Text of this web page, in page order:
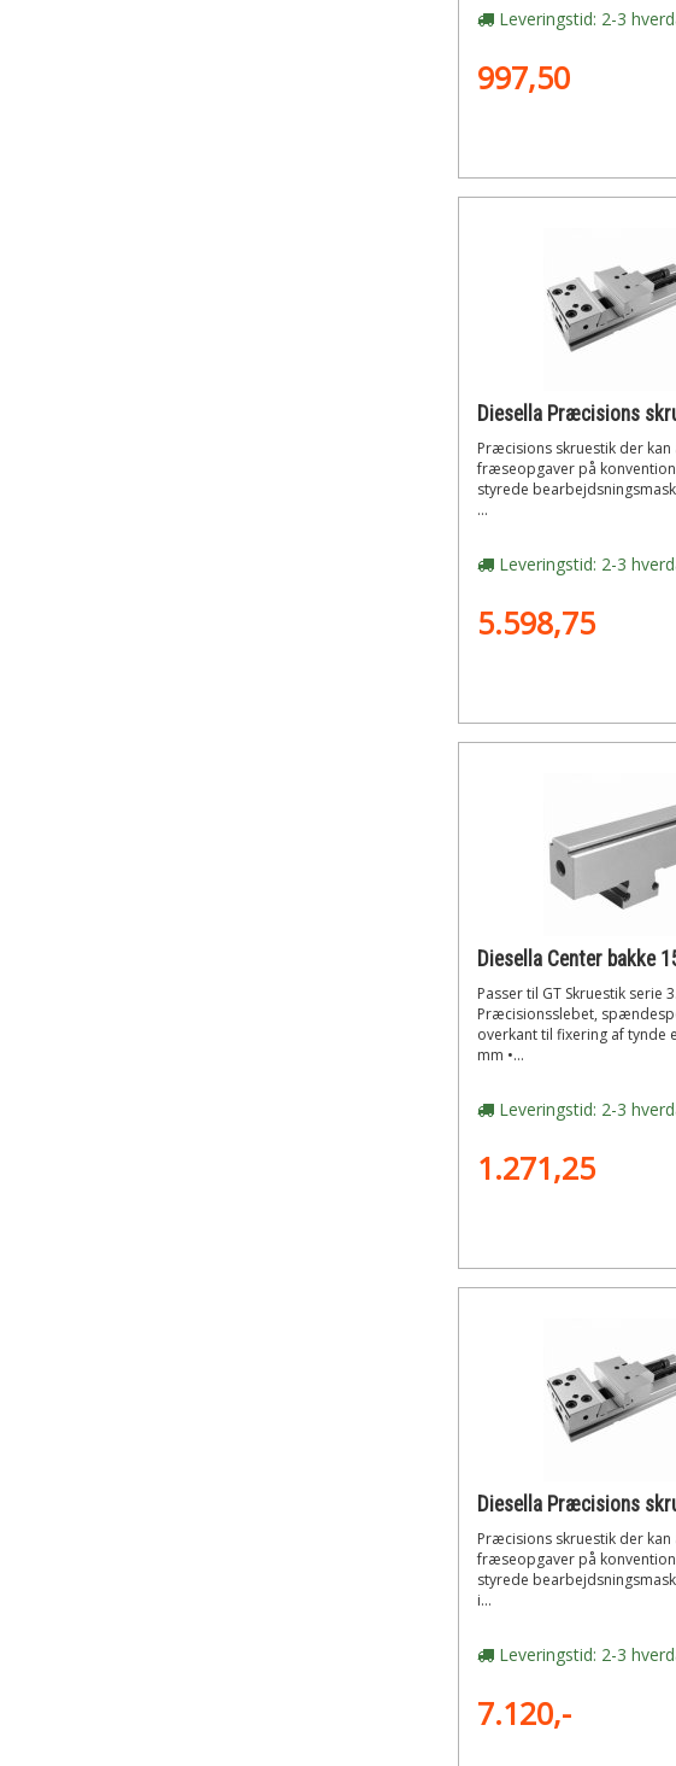
Leveringstid: 2-3
997,50
Præcisions skruestik der kan
fræseopgaver på
styrede
...
Leveringstid: 2-3
5.598,75
Passer til GT Skruestik serie 3.
Præcisionsslebet,
overkant til fixering af tynde
mm •...
Leveringstid: 2-3
1.271,25
Præcisions skruestik der kan
fræseopgaver på
styrede
i...
Leveringstid: 2-3
7.120,-